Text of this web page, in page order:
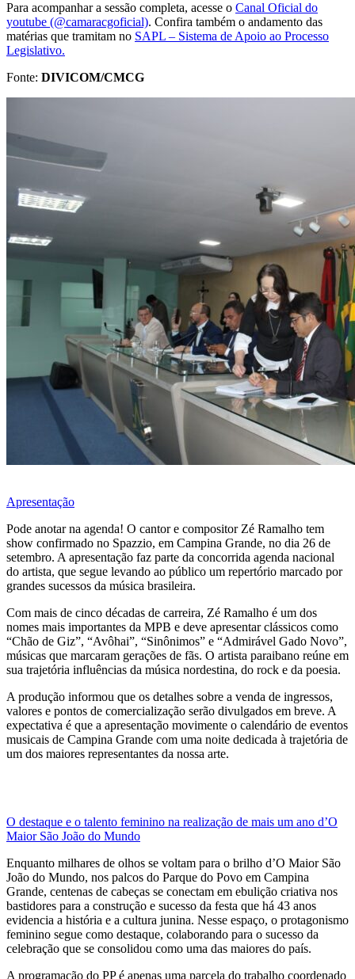
Para acompanhar a sessão completa, acesse o Canal Oficial do
youtube (@camaracgoficial). Confira também o andamento das
matérias que tramitam no SAPL – Sistema de Apoio ao Processo
Legislativo.
Fonte: DIVICOM/CMCG
Apresentação
Pode anotar na agenda! O cantor e compositor Zé Ramalho tem
show confirmado no Spazzio, em Campina Grande, no dia 26 de
setembro. A apresentação faz parte da concorrida agenda nacional
do artista, que segue levando ao público um repertório marcado por
grandes sucessos da música brasileira.
Com mais de cinco décadas de carreira, Zé Ramalho é um dos
nomes mais importantes da MPB e deve apresentar clássicos como
“Chão de Giz”, “Avôhai”, “Sinônimos” e “Admirável Gado Novo”,
músicas que marcaram gerações de fãs. O artista paraibano reúne em
sua trajetória influências da música nordestina, do rock e da poesia.
A produção informou que os detalhes sobre a venda de ingressos,
valores e pontos de comercialização serão divulgados em breve. A
expectativa é que a apresentação movimente o calendário de eventos
musicais de Campina Grande com uma noite dedicada à trajetória de
um dos maiores representantes da nossa arte.
O destaque e o talento feminino na realização de mais um ano d’O
Maior São João do Mundo
Enquanto milhares de olhos se voltam para o brilho d’O Maior São
João do Mundo, nos palcos do Parque do Povo em Campina
Grande, centenas de cabeças se conectam em ebulição criativa nos
bastidores para a construção e sucesso da festa que há 43 anos
evidencia a história e a cultura junina. Nesse espaço, o protagonismo
feminino segue como destaque, colaborando para o sucesso da
celebração que se consolidou como uma das maiores do país.
A programação do PP é apenas uma parcela do trabalho coordenado